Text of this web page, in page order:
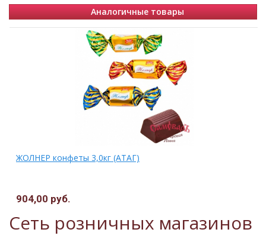
Аналогичные товары
ЖОЛНЕР конфеты 3,0кг (АТАГ)
904,00 руб.
Сеть розничных магазинов